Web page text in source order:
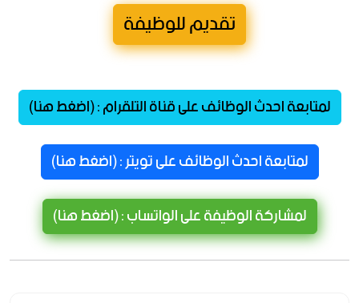
تقديم للوظيفة
لمتابعة احدث الوظائف على قناة التلقرام : (اضغط هنا)
لمتابعة احدث الوظائف على تويتر : (اضغط هنا)
لمشاركة الوظيفة على الواتساب : (اضغط هنا)